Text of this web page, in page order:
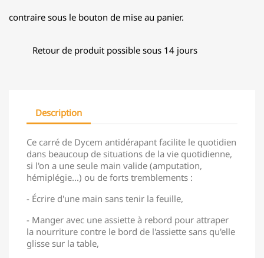
contraire sous le bouton de mise au panier.
Retour de produit possible sous 14 jours
Description
Ce carré de Dycem antidérapant facilite le quotidien
dans beaucoup de situations de la vie quotidienne,
si l'on a une seule main valide (amputation,
hémiplégie...) ou de forts tremblements :
- Écrire d'une main sans tenir la feuille,
- Manger avec une assiette à rebord pour attraper
la nourriture contre le bord de l'assiette sans qu'elle
glisse sur la table,